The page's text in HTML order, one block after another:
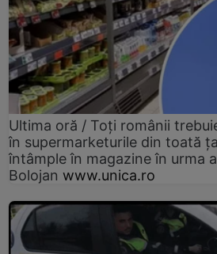
Ultima oră / Toți românii
în supermarketurile din toată
întâmple în magazine în urma
Bolojan www.unica.ro